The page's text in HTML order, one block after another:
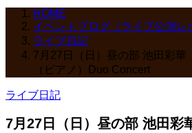
HOME
イベントブログ（ライブ公演レ
ライブ日記
7月27日（日）昼の部 池田彩華
（ピアノ）Duo Concert
ライブ日記
7月27日（日）昼の部 池田彩